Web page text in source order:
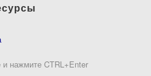
нажмите CTRL+Enter